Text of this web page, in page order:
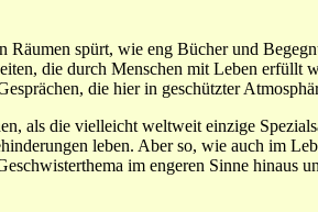
Räumen spürt, wie eng Bücher und
die durch Menschen mit Leben
die hier in geschützter
als die vielleicht weltweit einzige
leben. Aber so, wie auch im
im engeren Sinne